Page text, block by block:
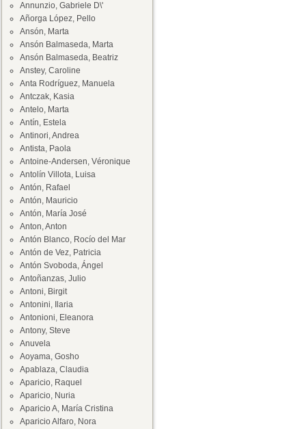
Annunzio, Gabriele D\'
Añorga López, Pello
Ansón, Marta
Ansón Balmaseda, Marta
Ansón Balmaseda, Beatriz
Anstey, Caroline
Anta Rodríguez, Manuela
Antczak, Kasia
Antelo, Marta
Antín, Estela
Antinori, Andrea
Antista, Paola
Antoine-Andersen, Véronique
Antolín Villota, Luisa
Antón, Rafael
Antón, Mauricio
Antón, María José
Anton, Anton
Antón Blanco, Rocío del Mar
Antón de Vez, Patricia
Antón Svoboda, Ángel
Antoñanzas, Julio
Antoni, Birgit
Antonini, Ilaria
Antonioni, Eleanora
Antony, Steve
Anuvela
Aoyama, Gosho
Apablaza, Claudia
Aparicio, Raquel
Aparicio, Nuria
Aparicio A, María Cristina
Aparicio Alfaro, Nora